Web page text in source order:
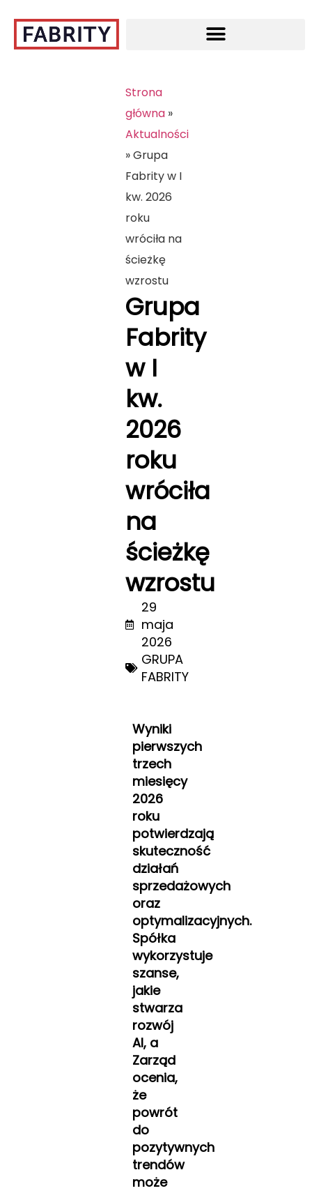
Strona
główna »
Aktualności
»Grupa
Fabrity w I
kw. 2026
roku
wróciła na
ścieżkę
wzrostu
Grupa
Fabrity
w I
kw.
2026
roku
wróciła
na
ścieżkę
wzrostu
29
maja
2026
GRUPA
FABRITY
Wyniki
pierwszych
trzech
miesięcy
2026
roku
potwierdzają
skuteczność
działań
sprzedażowych
oraz
optymalizacyjnych.
Spółka
wykorzystuje
szanse,
jakie
stwarza
rozwój
AI, a
Zarząd
ocenia,
że
powrót
do
pozytywnych
trendów
może